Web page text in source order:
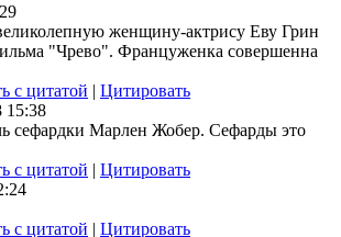
женщину-актрису Еву Грин
"Чрево". Француженка совершенна
с цитатой | Цитировать
15:38
сефардки Марлен Жобер. Сефарды это
с цитатой | Цитировать
с цитатой | Цитировать